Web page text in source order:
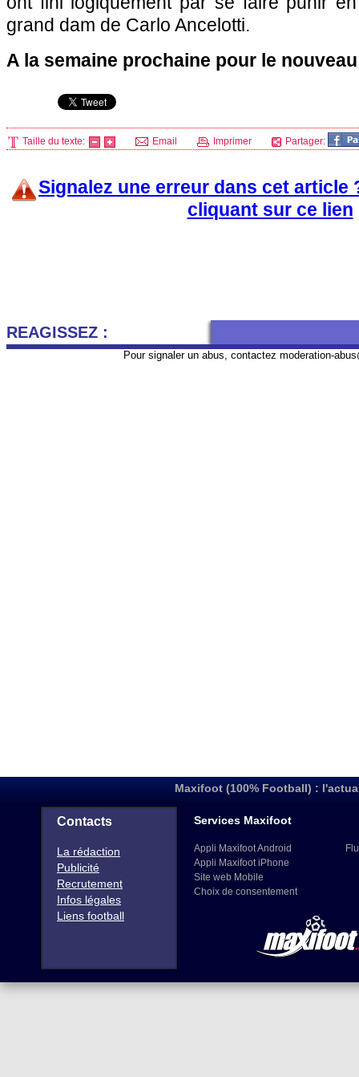
grand dam de Carlo Ancelotti.
A la semaine prochaine pour le
Taille du texte: Email Imprimer Partager:
Signalez une erreur dans cet article
cliquant sur ce lien
REAGISSEZ :
Pour signaler un abus, contactez moderation-
Maxifoot (100% Football) :
Contacts
La rédaction
Publicité
Recrutement
Infos légales
Liens football
Services Maxifoot
Appli Maxifoot Android
Appli Maxifoot iPhone
Site web Mobile
Choix de consentement